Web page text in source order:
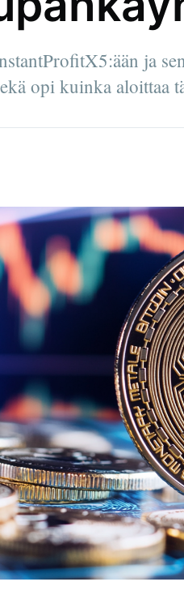
ja
opi kuinka aloittaa